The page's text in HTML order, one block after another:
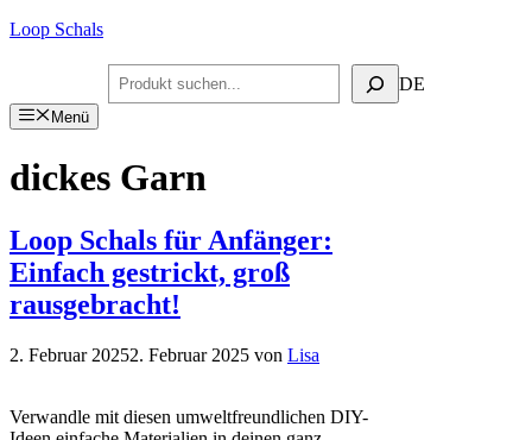
Zum
Loop Schals
Suchen DE
Menü
dickes Garn
Loop Schals für Anfänger:
Einfach gestrickt, groß
rausgebracht!
2. Februar 20252. Februar 2025 von Lisa
Verwandle mit diesen umweltfreundlichen DIY-